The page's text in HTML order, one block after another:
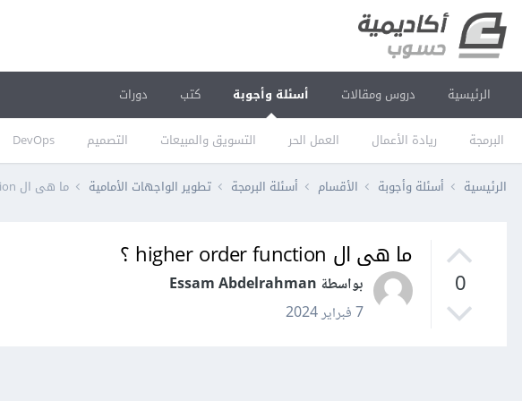
الرئيسية دروس ومقالات أسئلة وأجوبة
البرمجة ريادة الأعمال العمل الحر التسويق والمبيعات التصميم DevOps
كتب دورات
الرئيسية أسئلة وأجوبة الأقسام أسئلة البرمجة تطوير الواجهات الأمامية ما هى ال higher order function ؟
0
ما هى ال higher order function ؟
بواسطة Essam Abdelrahman
7 فبراير 2024